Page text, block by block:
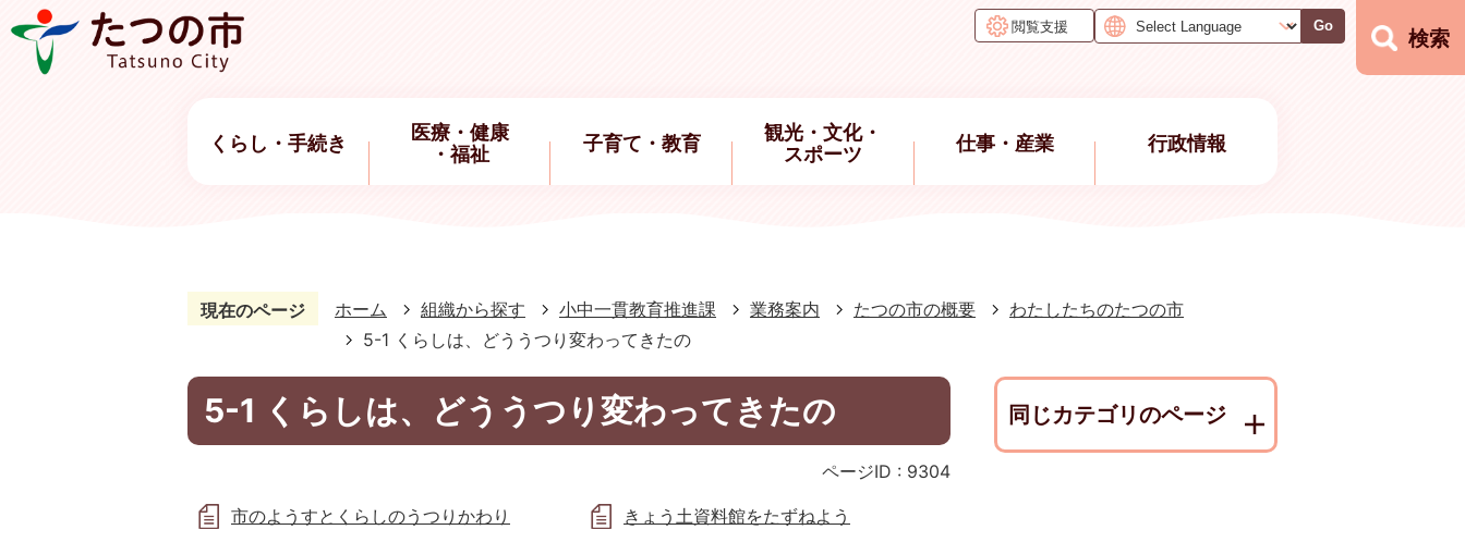
閲覧支援 Go
検索
くらし・手続き
医療・健康
・福祉
子育て・教育
観光・文化・
スポーツ
仕事・産業 行政情報
現在のページ ホーム 組織から探す 小中一貫教育推進課 業務案内 たつの市の概要
わたしたちのたつの市
5-1 くらしは、どううつり変わってきたの
5-1 くらしは、どううつり変わってきたの
ページID : 9304
市のようすとくらしのうつりかわり きょう土資料館をたずねよう
同じカテゴリのページ